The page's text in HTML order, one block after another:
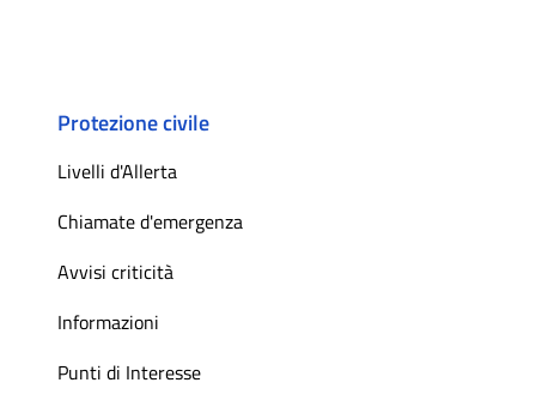
Protezione civile
Livelli d'Allerta
Chiamate d'emergenza
Avvisi criticità
Informazioni
Punti di Interesse